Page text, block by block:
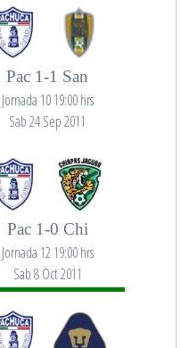
Pac 1-1 San
Jornada 10 19:00 hrs
Sab 24 Sep 2011
Pac 1-0 Chi
Jornada 12 19:00 hrs
Sab 8 Oct 2011